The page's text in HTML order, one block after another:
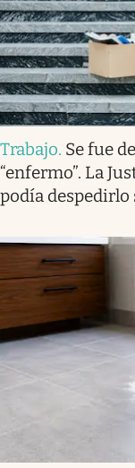
Trabajo. Se fue
“enfermo”. La
podía